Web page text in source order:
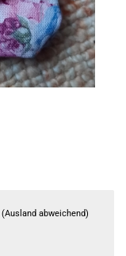
(Ausland abweichend)